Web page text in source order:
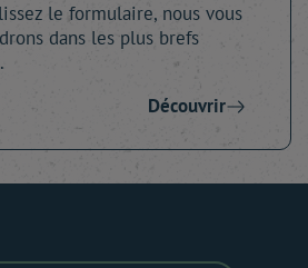
le formulaire, nous vous
dans les plus brefs
Découvrir